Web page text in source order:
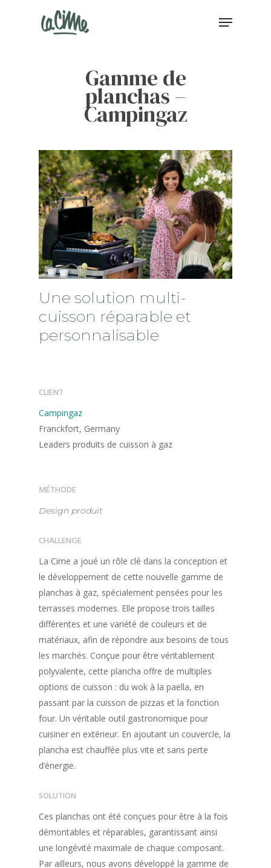
Gamme de
planchas –
Campingaz
Une solution multi-
cuisson réparable et
personnalisable
CLIENT
Campingaz
Franckfort, Germany
Leaders produits de cuisson à gaz
MÉTHODE
Design produit
CHALLENGE
La Cime a joué un rôle clé dans la conception et
le développement de cette nouvelle gamme de
planchas à gaz, spécialement pensées pour les
terrasses modernes. Elle propose trois tailles
différentes et une variété de couleurs et de
matériaux, afin de répondre aux besoins de tous
les marchés. Conçue pour être véritablement
polyvalente, cette plancha offre de multiples
options de cuisson : du wok à la paella, en
passant par la cuisson de pizzas et la fonction
four. Un véritable outil gastronomique pour
cuisiner en extérieur. En ajoutant un couvercle, la
plancha est chauffée plus vite et sans perte
d’énergie.
SOLUTION
Ces planchas ont été conçues pour être à la fois
démontables et réparables, garantissant ainsi
une longévité maximale de chaque composant.
Par ailleurs, nous avons développé la gamme de
Accueil
Réalisations
Services
Contact